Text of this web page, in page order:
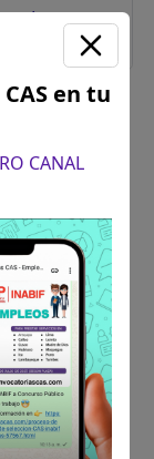
en tu
CANAL